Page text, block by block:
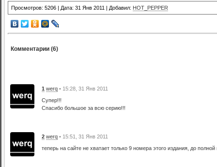
Просмотров: 5206 | Дата: 31 Янв 2011 | Добавил: HOT_PEPPER
Комментарии (6)
1 werq • 15:28, 31 Янв 2011
Супер!!!
Спасибо большое за всю серию!!!
2 werq • 15:51, 31 Янв 2011
теперь на сайте не хватает только 9 номера этого издания, до полной